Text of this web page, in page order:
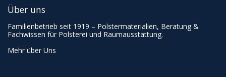
Über uns
Familienbetrieb seit 1919 – Polstermaterialien, Beratung &
Fachwissen für Polsterei und Raumausstattung.
Mehr über Uns